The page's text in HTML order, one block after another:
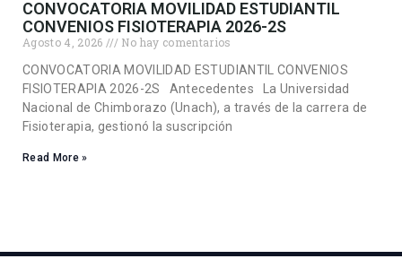
CONVOCATORIA MOVILIDAD ESTUDIANTIL
CONVENIOS FISIOTERAPIA 2026-2S
Agosto 4, 2026
No hay comentarios
CONVOCATORIA MOVILIDAD ESTUDIANTIL CONVENIOS
FISIOTERAPIA 2026-2S Antecedentes La Universidad
Nacional de Chimborazo (Unach), a través de la carrera de
Fisioterapia, gestionó la suscripción
Read More »